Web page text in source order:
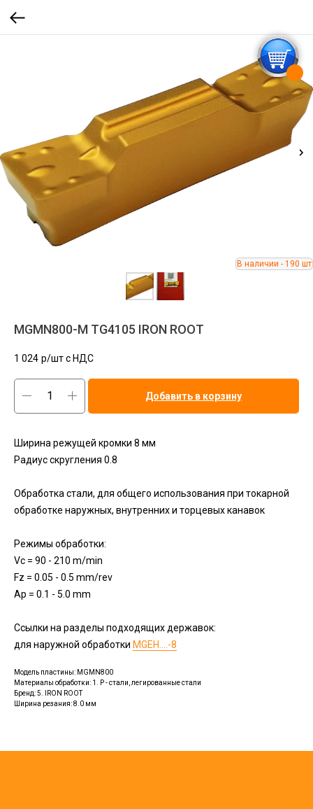
MGMN800-M TG4105 IRON ROOT
1 024 р/шт c НДС
Добавить в корзину
Ширина режущей кромки 8 мм
Радиус скругления 0.8
Обработка стали, для общего использования при токарной
обработке наружных, внутренних и торцевых канавок
Режимы обработки:
Vc = 90 - 210 m/min
Fz = 0.05 - 0.5 mm/rev
Ap = 0.1 - 5.0 mm
Ссылки на разделы подходящих державок:
для наружной обработки MGEH....- 8
Модель пластины: MGMN800
Материалы обработки: 1. P - стали, легированные стали
Бренд: 5. IRON ROOT
Ширина резания: 8.0 мм